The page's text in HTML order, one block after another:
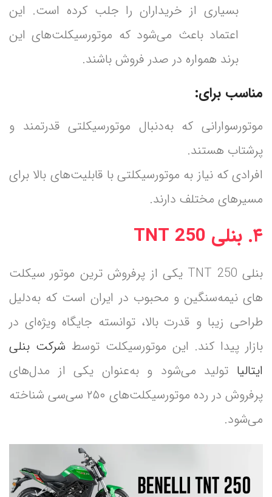
بسیاری از خریداران را جلب کرده است. این
اعتماد باعث می‌شود که موتورسیکلت‌های این
برند همواره در صدر فروش باشند.
مناسب برای:
موتورسوارانی که به‌دنبال موتورسیکلتی قدرتمند و
پرشتاب هستند.
افرادی که نیاز به موتورسیکلتی با قابلیت‌های بالا برای
مسیرهای مختلف دارند.
۴. بنلی TNT 250
بنلی TNT 250 یکی از پرفروش ترین موتور سیکلت
های نیمه‌سنگین و محبوب در ایران است که به‌دلیل
طراحی زیبا و قدرت بالا، توانسته جایگاه ویژه‌ای در
بازار پیدا کند. این موتورسیکلت توسط شرکت بنلی
ایتالیا تولید می‌شود و به‌عنوان یکی از مدل‌های
پرفروش در رده موتورسیکلت‌های ۲۵۰ سی‌سی شناخته
می‌شود.